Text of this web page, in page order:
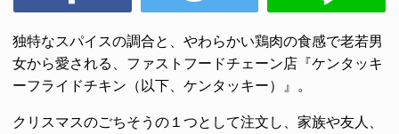
独特なスパイスの調合と、やわらかい鶏肉の食感で老若男
女から愛される、ファストフードチェーン店『ケンタッキ
ーフライドチキン（以下、ケンタッキー）』。
クリスマスのごちそうの１つとして注文し、家族や友人、